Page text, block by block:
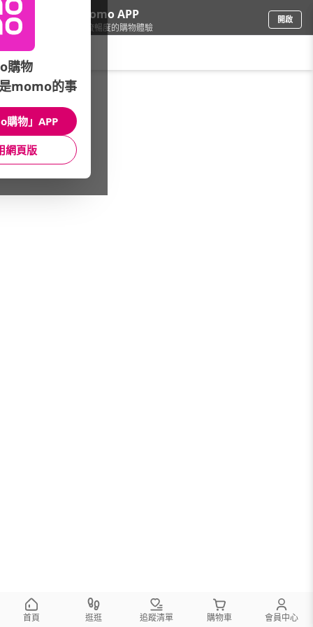
下載momo APP
給你3倍流暢度的購物體驗
開啟
文具樂器/樂器/品牌總覽
館長推薦 月銷量
首頁 逛逛 追蹤清單 購物車 會員中心
購物
momo的事
購物」APP
網頁版